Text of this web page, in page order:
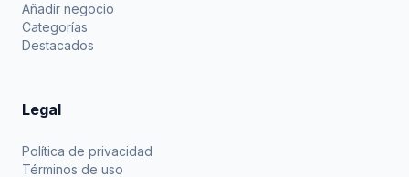
Añadir negocio
Categorías
Destacados
Legal
Política de privacidad
Términos de uso